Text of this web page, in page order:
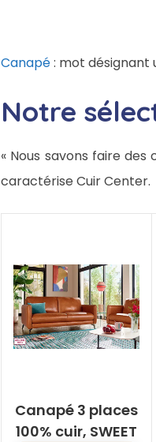
Canapé: mot désignant
Notre
« Nous savons faire des
caractérise Cuir Center.
Canapé 3 places
100% cuir, SWEET